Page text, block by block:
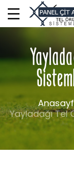
Yayladağı Tel